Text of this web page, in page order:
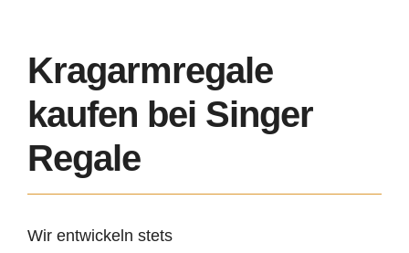
Kragarmregale
kaufen bei Singer
Regale
Wir entwickeln stets